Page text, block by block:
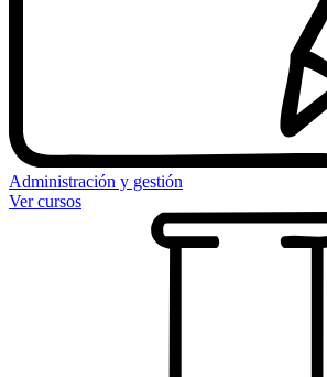
Administración y gestión
Ver cursos